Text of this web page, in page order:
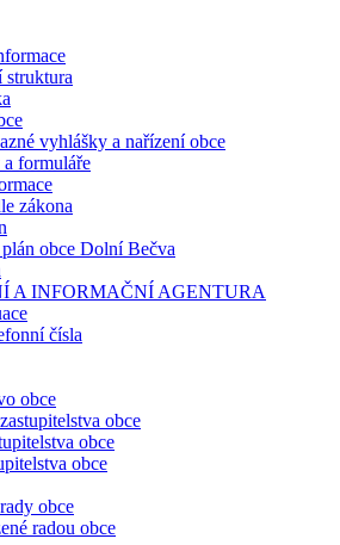
struktura
vyhlášky a nařízení obce
formuláře
zákona
obce Dolní Bečva
A INFORMAČNÍ AGENTURA
čísla
obce
obce
obce
obce
obce
radou obce